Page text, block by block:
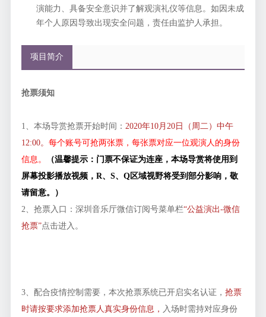
演能力、具备安全意识并了解观演礼仪等信息。如因未成
年个人原因导致出现安全问题，责任由监护人承担。
项目简介
抢票须知
1、本场导赏抢票开始时间： 2020年10月20日（周二）中午
12:00。 每个账号可抢两张票，每张票对应一位观演人的身份
信息。
（温馨提示：门票不保证为连座，本场导赏将使用到
屏幕投影播放视频，R、S、Q区域视野将受到部分影响，敬
请留意。）
2、抢票入口：深圳音乐厅微信订阅号菜单栏“公益演出-微信
抢票”点击进入。
3、配合疫情控制需要，本次抢票系统已开启实名认证， 抢票
时请按要求添加抢票人真实身份信息， 入场时需持对应身份